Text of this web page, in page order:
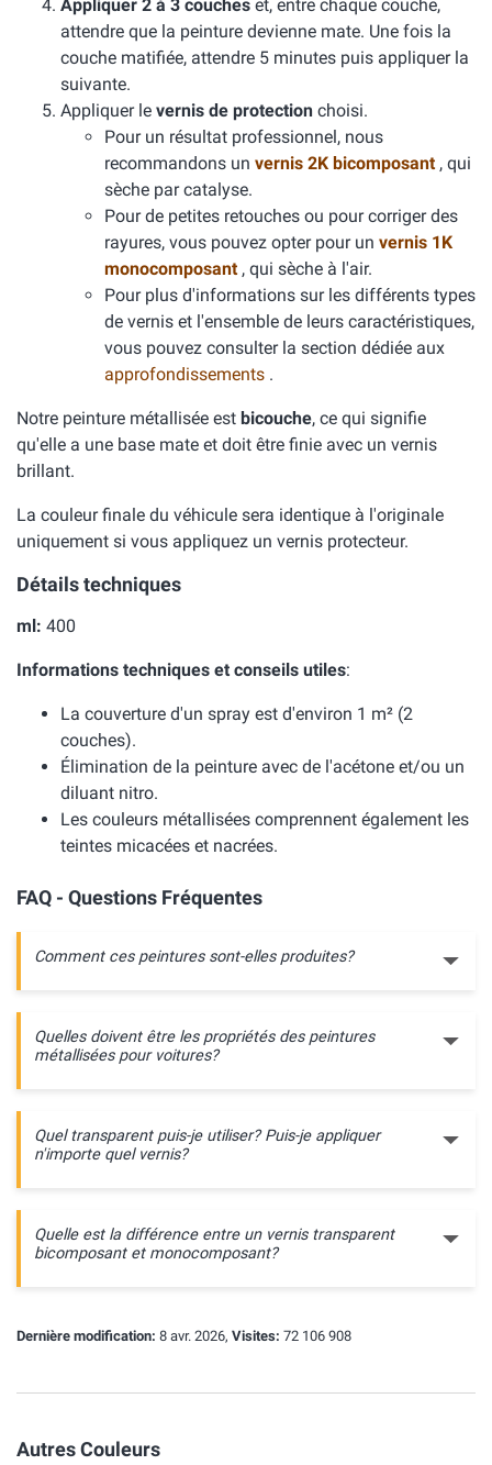
Appliquer 2 à 3 couches et, entre chaque couche,
attendre que la peinture devienne mate. Une fois la
couche matifiée, attendre 5 minutes puis appliquer la
suivante.
Appliquer le vernis de protection choisi.
Pour un résultat professionnel, nous
recommandons un vernis 2K bicomposant , qui
sèche par catalyse.
Pour de petites retouches ou pour corriger des
rayures, vous pouvez opter pour un vernis 1K
monocomposant , qui sèche à l'air.
Pour plus d'informations sur les différents types
de vernis et l'ensemble de leurs caractéristiques,
vous pouvez consulter la section dédiée aux
approfondissements .
Notre peinture métallisée est bicouche, ce qui signifie
qu'elle a une base mate et doit être finie avec un vernis
brillant.
La couleur finale du véhicule sera identique à l'originale
uniquement si vous appliquez un vernis protecteur.
Détails techniques
ml: 400
Informations techniques et conseils utiles:
La couverture d'un spray est d'environ 1 m² (2
couches).
Élimination de la peinture avec de l'acétone et/ou un
diluant nitro.
Les couleurs métallisées comprennent également les
teintes micacées et nacrées.
FAQ - Questions Fréquentes
Comment ces peintures sont-elles produites?
Quelles doivent être les propriétés des peintures
métallisées pour voitures?
Quel transparent puis-je utiliser? Puis-je appliquer
n'importe quel vernis?
Quelle est la différence entre un vernis transparent
bicomposant et monocomposant?
Dernière modification: 8 avr. 2026, Visites: 72 106 908
Autres Couleurs